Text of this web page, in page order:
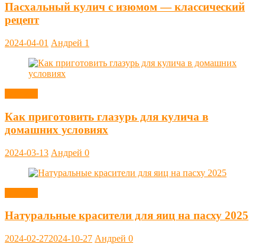
Пасхальный кулич с изюмом — классический
рецепт
2024-04-01 Андрей 1
Как приготовить глазурь для кулича в
домашних условиях
2024-03-13 Андрей 0
Натуральные красители для яиц на пасху 2025
2024-02-272024-10-27 Андрей 0